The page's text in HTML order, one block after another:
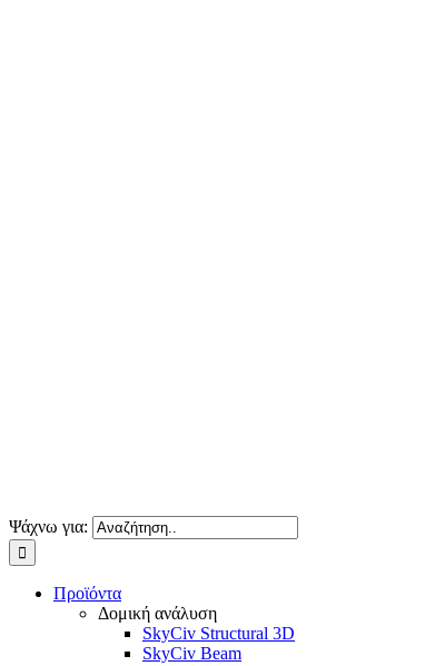
Ψάχνω για:
Προϊόντα
Δομική ανάλυση
SkyCiv Structural 3D
SkyCiv Beam